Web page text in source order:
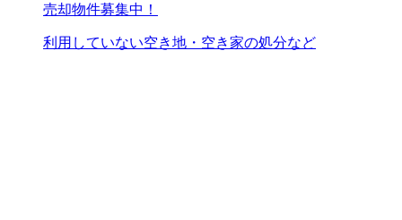
売却物件募集中！
利用していない空き地・空き家の処分など